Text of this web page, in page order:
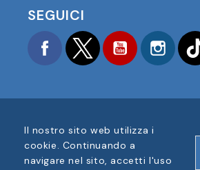
SEGUICI
FacebookTwitter YouTube
COPYRIGHT © 2025 FOOTBALL
DIRITTI RISERVATI
NUMERO DI REGISTRAZIONE
Il nostro sito web utilizza i
cookie. Continuando a
navigare nel sito, accetti l'uso